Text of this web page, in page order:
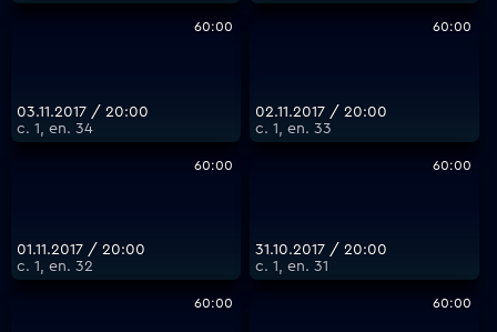
60:00
03.11.2017 / 20:00
с. 1, еп. 34
60:00
02.11.2017 / 20:00
с. 1, еп. 33
60:00
01.11.2017 / 20:00
с. 1, еп. 32
60:00
31.10.2017 / 20:00
с. 1, еп. 31
60:00 60:00